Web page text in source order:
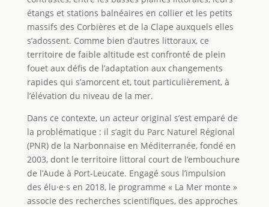
étangs et stations balnéaires en collier et les petits
massifs des Corbières et de la Clape auxquels elles
s’adossent. Comme bien d’autres littoraux, ce
territoire de faible altitude est confronté de plein
fouet aux défis de l’adaptation aux changements
rapides qui s’amorcent et, tout particulièrement, à
l’élévation du niveau de la mer.
Dans ce contexte, un acteur original s’est emparé de
la problématique : il s’agit du Parc Naturel Régional
(PNR) de la Narbonnaise en Méditerranée, fondé en
2003, dont le territoire littoral court de l’embouchure
de l’Aude à Port-Leucate. Engagé sous l’impulsion
des élu·e·s en 2018, le programme « La Mer monte »
associe des recherches scientifiques, des approches